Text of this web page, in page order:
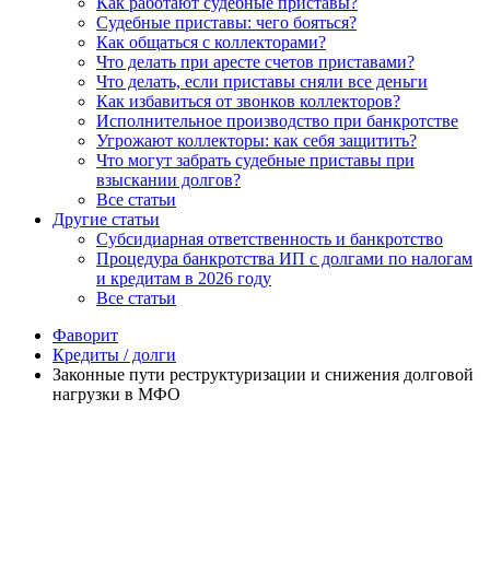
Судебные приставы: чего бояться?
Как общаться с коллекторами?
Что делать при аресте счетов приставами?
Что делать, если приставы сняли все деньги
Как избавиться от звонков коллекторов?
Исполнительное производство при банкротстве
Угрожают коллекторы: как себя защитить?
Что могут забрать судебные приставы при
взыскании долгов?
Все статьи
Другие статьи
Субсидиарная ответственность и банкротство
Процедура банкротства ИП с долгами по налогам
и кредитам в 2026 году
Все статьи
Фаворит
Кредиты / долги
Законные пути реструктуризации и снижения долговой
нагрузки в МФО